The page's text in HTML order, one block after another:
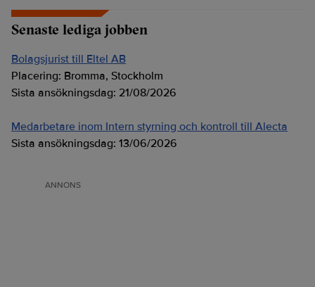
Senaste lediga jobben
Bolagsjurist till Eltel AB
Placering: Bromma, Stockholm
Sista ansökningsdag: 21/08/2026
Medarbetare inom Intern styrning och kontroll till Alecta
Sista ansökningsdag: 13/06/2026
ANNONS